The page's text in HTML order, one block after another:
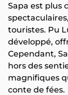
Sapa est plus
touristes. Pu
développé,
Cependant,
hors des
magnifiques
conte de fées.